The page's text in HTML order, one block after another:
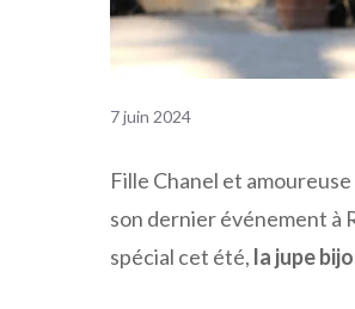
7 juin 2024
Fille Chanel et
son dernier événement à
spécial cet été, la jupe